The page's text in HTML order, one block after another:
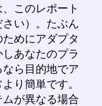
このレポート
い）。たぶん
めにアダプタ
あなたのプラ
ら目的地でア
り簡単です。
が異なる場合